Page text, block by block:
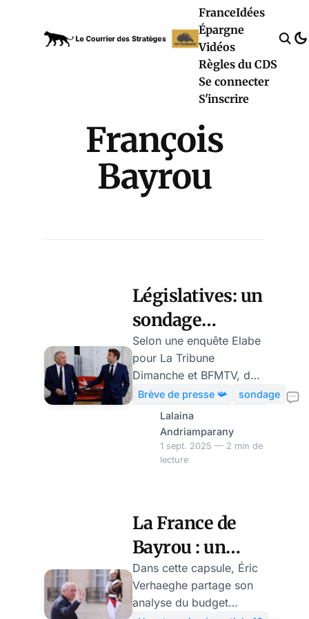
FranceIdées
Épargne
Vidéos
Règles du CDS
Se connecter
S'inscrire
François
Bayrou
Législatives: un
sondage
annonce encore
une impasse
Selon une enquête Elabe
pour La Tribune
Dimanche et BFMTV, de
nouvelles législatives
n’apporteraient pas de
majorité claire. Ce
sondage réalisé les 28 et
29 août après la
Bayrou, révèle que le
Rassemblement national
resterait en tête, tandis
que le rejet du front
républicain bouleverse
les équilibres politiques.
Brève de presse 📯
sondage
Lalaina
Andriamparany
1 sept. 2025 — 2 min de
lecture
La France de
Bayrou : un
scénario Berlin
1931 !
Dans cette capsule, Éric
Verhaeghe partage son
analyse du budget